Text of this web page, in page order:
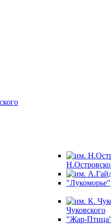
"Лукоморье"
Чуковского
"Жар-